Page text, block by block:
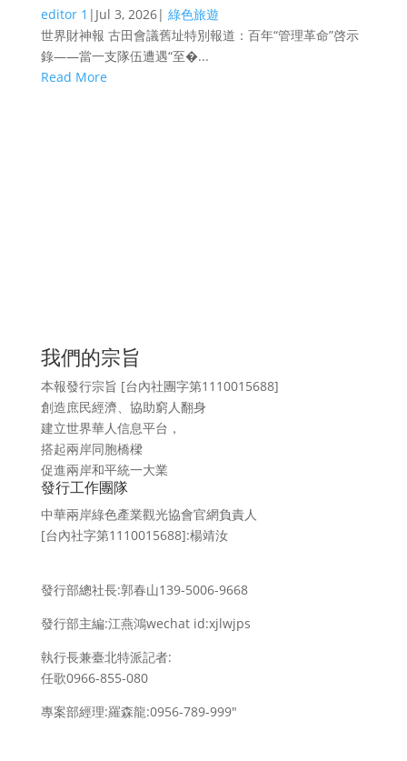
editor 1 | Jul 3, 2026| 綠色旅遊
世界財神報 古田會議舊址特別報道：百年“管理革命”啓示
錄——當一支隊伍遭遇“至�...
Read More
我們的宗旨
本報發行宗旨 [台內社團字第1110015688]
創造庶民經濟、協助窮人翻身
建立世界華人信息平台，
搭起兩岸同胞橋樑
促進兩岸和平統一大業
發行工作團隊
中華兩岸綠色產業觀光協會官網負責人
[台內社字第1110015688]:楊靖汝
發行部總社長:郭春山139-5006-9668
發行部主編:江燕鴻wechat id:xjlwjps
執行長兼臺北特派記者:
任歌0966-855-080
專案部經理:羅森龍:0956-789-999″